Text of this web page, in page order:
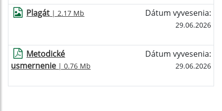
Plagát | 2.17 Mb Dátum vyvesenia:
29.06.2026
Metodické
usmernenie | 0.76 Mb
Dátum vyvesenia:
29.06.2026